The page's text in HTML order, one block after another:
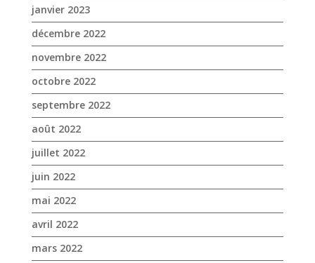
janvier 2023
décembre 2022
novembre 2022
octobre 2022
septembre 2022
août 2022
juillet 2022
juin 2022
mai 2022
avril 2022
mars 2022